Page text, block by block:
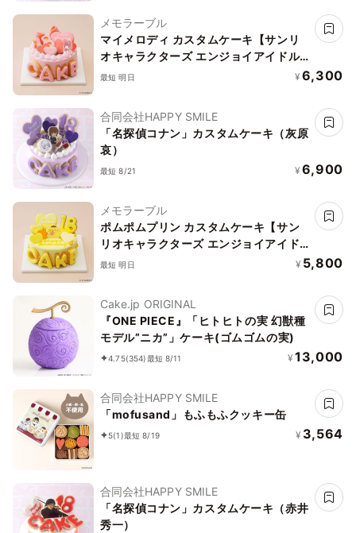
メモラーブル
マイメロディ カスタムケーキ【サンリ
オキャラクターズ エンジョイアイドル
シリーズ】
最短 明日 ¥ 6,300
合同会社HAPPY SMILE
「名探偵コナン」カスタムケーキ（灰原
哀）
最短 8/21 ¥ 6,900
メモラーブル
ポムポムプリン カスタムケーキ【サン
リオキャラクターズ エンジョイアイド
ルシリーズ】
最短 明日 ¥ 5,800
Cake.jp ORIGINAL
『ONE PIECE』「ヒトヒトの実 幻獣種
モデル”ニカ”」ケーキ(ゴムゴムの実)
4.75(354)最短 8/11 ¥ 13,000
合同会社HAPPY SMILE
「mofusand」もふもふクッキー缶
5(1)最短 8/19 ¥ 3,564
合同会社HAPPY SMILE
「名探偵コナン」カスタムケーキ（赤井
秀一）